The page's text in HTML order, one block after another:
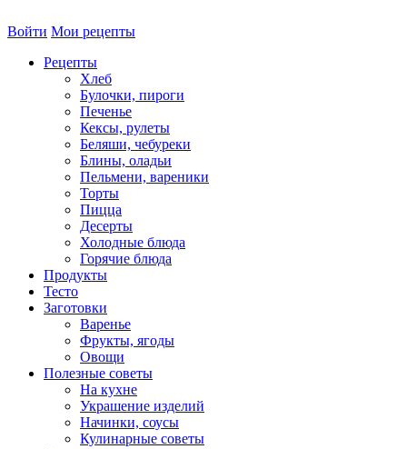
Войти Мои рецепты
Рецепты
Хлеб
Булочки, пироги
Печенье
Кексы, рулеты
Беляши, чебуреки
Блины, оладьи
Пельмени, вареники
Торты
Пицца
Десерты
Холодные блюда
Горячие блюда
Продукты
Тесто
Заготовки
Варенье
Фрукты, ягоды
Овощи
Полезные советы
На кухне
Украшение изделий
Начинки, соусы
Кулинарные советы